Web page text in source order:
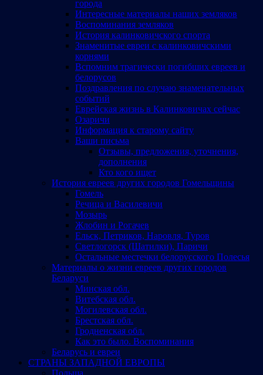
города
Интересные материалы наших земляков
Воспоминания земляков
История калинковичского спорта
Знаменитые евреи с калинковичскими
корнями
Вспомним трагически погибших евреев и
белорусов
Поздравления по случаю знаменательных
событий
Еврейская жизнь в Калинковичах сейчас
Озаричи
Информация к старому сайту
Ваши письма
Отзывы, предложения, уточнения,
дополнения
Кто кого ищет
История евреев других городов Гомельщины
Гомель
Речица и Василевичи
Мозырь
Жлобин и Рогачев
Ельск, Петриков, Наровля, Туров
Светлогорск (Шатилки), Паричи
Остальные местечки белорусского Полесья
Материалы о жизни евреев других городов
Беларуси
Минская обл.
Витебская обл.
Могилевская обл.
Брестская обл.
Гродненская обл.
Как это было. Воспоминания
Беларусь и евреи
СТРАНЫ ЗАПАДНОЙ ЕВРОПЫ
Польша